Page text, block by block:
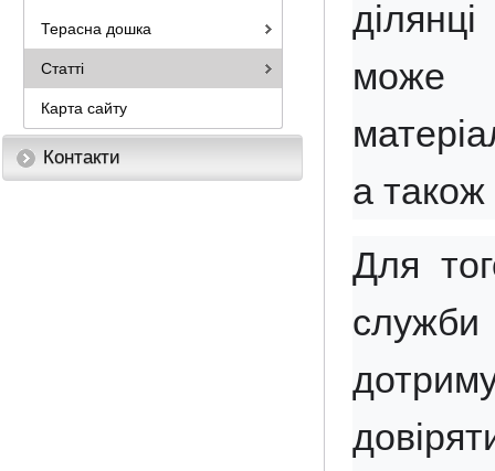
Терасна дошка
Статті
Карта сайту
Контакти
може
а
Для